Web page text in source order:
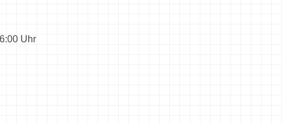
Uhr